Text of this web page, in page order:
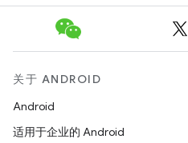
关于 ANDROID
Android
适用于企业的 Android